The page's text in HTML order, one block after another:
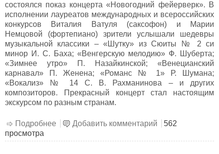
состоялся показ концерта «Новогодний фейерверк». В
исполнении лауреатов международных и всероссийских
конкурсов Виталия Ватуля (саксофон) и Марии
Немцовой (фортепиано) зрители услышали шедевры
музыкальной классики – «Шутку» из Сюиты № 2 си
минор И. С. Баха; «Венгерскую мелодию» Ф. Шуберта;
«Зимнее утро» П. Назайкинской; «Венецианский
карнавал» П. Женена; «Романс № 1» Р. Шумана;
«Вокализ» № 14 С. В. Рахманинова – и других
композиторов. Прекрасный концерт стал настоящим
экскурсом по разным странам.
Подробнее о Новогодний карнавал
Добавить комментарий
562
просмотра